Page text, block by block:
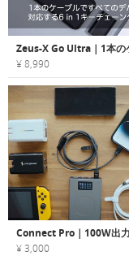
¥ 8,990
¥ 3,000